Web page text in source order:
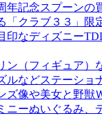
年記念スプーンの
「クラブ３３」
印なディズニー
ン（フィギュア
ルなどステーショ
ズ像や美女と野獣
ニーぬいぐるみ